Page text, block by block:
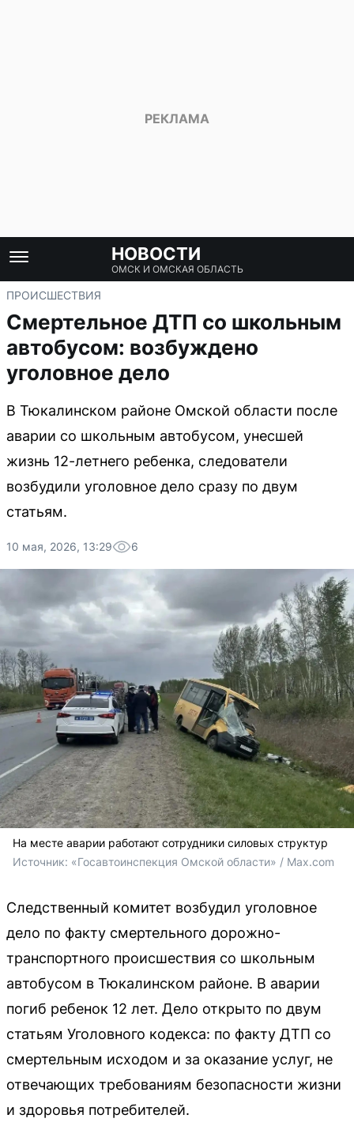
НОВОСТИ
ОМСК И ОМСКАЯ ОБЛАСТЬ
ПРОИСШЕСТВИЯ
Смертельное ДТП со школьным
автобусом: возбуждено
уголовное дело
В Тюкалинском районе Омской области после
аварии со школьным автобусом, унесшей
жизнь 12-летнего ребенка, следователи
возбудили уголовное дело сразу по двум
статьям.
10 мая, 2026, 13:29 6
На месте аварии работают сотрудники силовых структур
Источник: «Госавтоинспекция Омской области» / Max.com
Следственный комитет возбудил уголовное
дело по факту смертельного дорожно-
транспортного происшествия со школьным
автобусом в Тюкалинском районе. В аварии
погиб ребенок 12 лет. Дело открыто по двум
статьям Уголовного кодекса: по факту ДТП со
смертельным исходом и за оказание услуг, не
отвечающих требованиям безопасности жизни
и здоровья потребителей.